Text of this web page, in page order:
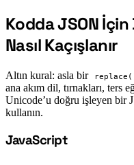
#
Kodda JSON
Nasıl Kaçışlanır
Altın kural: asla bir
ana akım dil, tırnakları,
Unicode’u doğru işleyen bir
kullanın.
#
JavaScript